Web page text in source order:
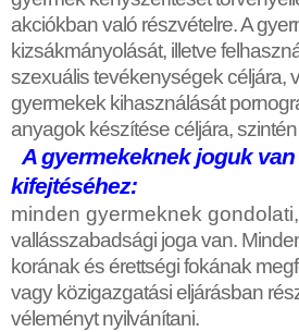
akciókban való részvételre. A
kizsákmányolását, illetve
szexuális tevékenységek céljára,
gyermekek kihasználását
anyagok készítése céljára, szintén
A gyermekeknek joguk
kifejtéséhez:
minden gyermeknek gondolati,
vallásszabadsági joga van.
korának és érettségi fokának
vagy közigazgatási eljárásban
véleményt nyilvánítani.